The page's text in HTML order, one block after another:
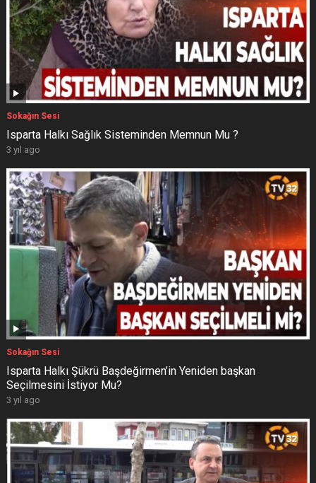
Sokağın Sesi
Isparta Halkı Sağlık Sisteminden Memnun Mu ?
3 yıl ago
Sokağın Sesi
Isparta Halkı Şükrü Başdeğirmen’in Yeniden başkan
Seçilmesini İstiyor Mu?
3 yıl ago